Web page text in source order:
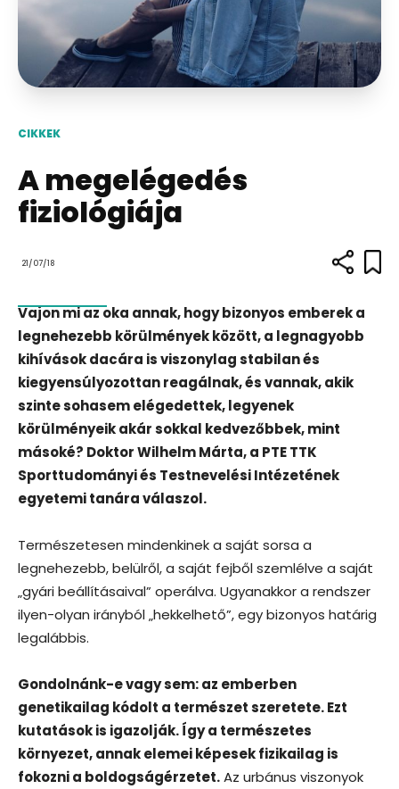
CIKKEK
A megelégedés
fiziológiája
21/07/18
Vajon mi az oka annak, hogy bizonyos emberek a
legnehezebb körülmények között, a legnagyobb
kihívások dacára is viszonylag stabilan és
kiegyensúlyozottan reagálnak, és vannak, akik
szinte sohasem elégedettek, legyenek
körülményeik akár sokkal kedvezőbbek, mint
másoké? Doktor Wilhelm Márta, a PTE TTK
Sporttudományi és Testnevelési Intézetének
egyetemi tanára válaszol.
Természetesen mindenkinek a saját sorsa a
legnehezebb, belülről, a saját fejből szemlélve a saját
„gyári beállításaival” operálva. Ugyanakkor a rendszer
ilyen-olyan irányból „hekkelhető”, egy bizonyos határig
legalábbis.
Gondolnánk-e vagy sem: az emberben
genetikailag kódolt a természet szeretete. Ezt
kutatások is igazolják. Így a természetes
környezet, annak elemei képesek fizikailag is
fokozni a boldogságérzetet.Az urbánus viszonyok